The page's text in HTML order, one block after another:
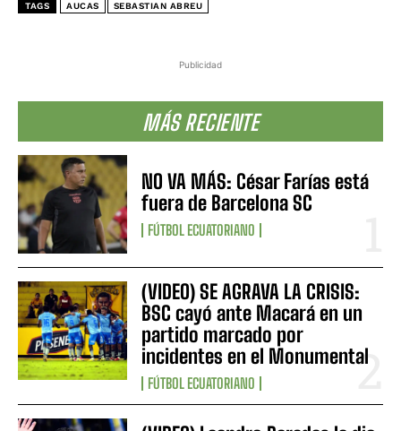
Publicidad
MÁS RECIENTE
NO VA MÁS: César Farías está
fuera de Barcelona SC
FÚTBOL ECUATORIANO
(VIDEO) SE AGRAVA LA CRISIS:
BSC cayó ante Macará en un
partido marcado por
incidentes en el Monumental
FÚTBOL ECUATORIANO
TAGS AUCAS SEBASTIAN ABREU